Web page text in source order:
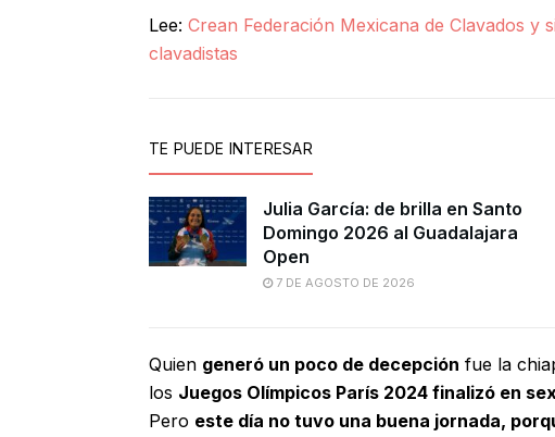
Lee: Crean Federación Mexicana de Clavados
clavadistas
TE PUEDE INTERESAR
Julia García: de brilla en Santo
Domingo 2026 al Guadalajara
Open
7 DE AGOSTO DE 2026
Quien generó un poco de decepción fue la
los Juegos Olímpicos París 2024 finalizó en
Pero este día no tuvo una buena jornada,